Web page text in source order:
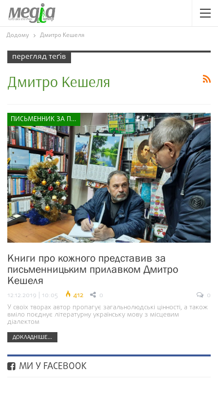
Додому Дмитро Кешеля
перегляд теґів
Дмитро Кешеля
ПИСЬМЕННИК ЗА ПРИЛАВКОМ
Книги про кожного представив за
письменницьким прилавком Дмитро
Кешеля
12.12.2019 | 10:05 412 0
0
У своїх творах автор пропагує загальнолюдські цінності, а також
вміло поєднує літературну українську мову з місцевим
діалектом
ДОКЛАДНІШЕ...
МИ У FACEBOOK